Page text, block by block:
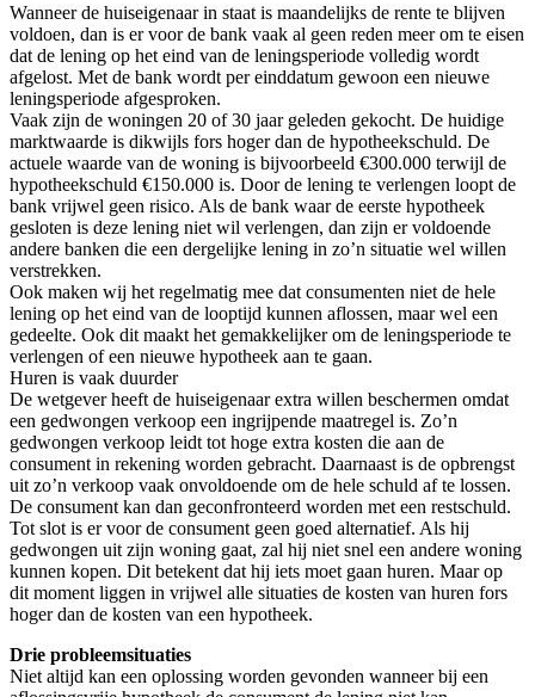
Wanneer de huiseigenaar in staat is maandelijks de rente te blijven
voldoen, dan is er voor de bank vaak al geen reden meer om te eisen
dat de lening op het eind van de leningsperiode volledig wordt
afgelost. Met de bank wordt per einddatum gewoon een nieuwe
leningsperiode afgesproken.
Vaak zijn de woningen 20 of 30 jaar geleden gekocht. De huidige
marktwaarde is dikwijls fors hoger dan de hypotheekschuld. De
actuele waarde van de woning is bijvoorbeeld €300.000 terwijl de
hypotheekschuld €150.000 is. Door de lening te verlengen loopt de
bank vrijwel geen risico. Als de bank waar de eerste hypotheek
gesloten is deze lening niet wil verlengen, dan zijn er voldoende
andere banken die een dergelijke lening in zo’n situatie wel willen
verstrekken.
Ook maken wij het regelmatig mee dat consumenten niet de hele
lening op het eind van de looptijd kunnen aflossen, maar wel een
gedeelte. Ook dit maakt het gemakkelijker om de leningsperiode te
verlengen of een nieuwe hypotheek aan te gaan.
Huren is vaak duurder
De wetgever heeft de huiseigenaar extra willen beschermen omdat
een gedwongen verkoop een ingrijpende maatregel is. Zo’n
gedwongen verkoop leidt tot hoge extra kosten die aan de
consument in rekening worden gebracht. Daarnaast is de opbrengst
uit zo’n verkoop vaak onvoldoende om de hele schuld af te lossen.
De consument kan dan geconfronteerd worden met een restschuld.
Tot slot is er voor de consument geen goed alternatief. Als hij
gedwongen uit zijn woning gaat, zal hij niet snel een andere woning
kunnen kopen. Dit betekent dat hij iets moet gaan huren. Maar op
dit moment liggen in vrijwel alle situaties de kosten van huren fors
hoger dan de kosten van een hypotheek.
Drie probleemsituaties
Niet altijd kan een oplossing worden gevonden wanneer bij een